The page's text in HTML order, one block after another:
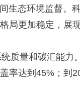
生态环境监督。
局更加稳定，展
质量和碳汇能力
率达到45%；到